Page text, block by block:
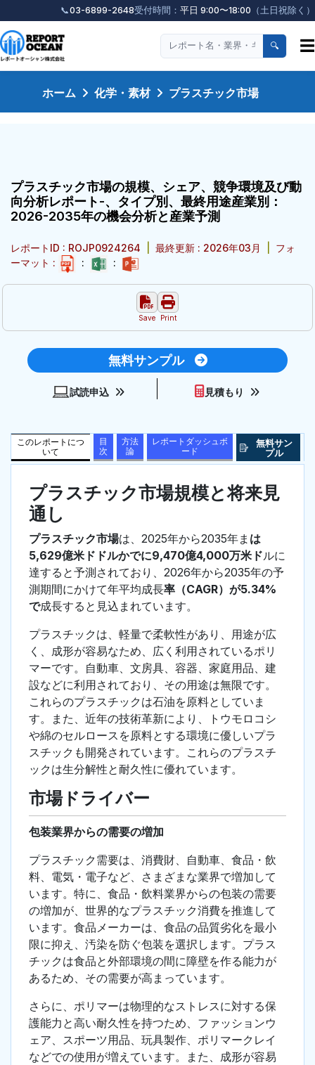
📞03-6899-2648受付時間： 平日 9:00〜18:00 （土日祝除く）
🔍 ☰
ホーム 化学・素材 プラスチック市場
プラスチック市場の規模、シェア、競争環境及び動
向分析レポート-、タイプ別、最終用途産業別：
2026-2035年の機会分析と産業予測
レポートID : ROJP0924264 最終更新 : 2026年03月
フォ
ーマット :
: :
Save Print
無料サンプル
試読申込 見積もり
このレポートにつ
いて
目
次
方法
論
レポートダッシュボ
ード
無料サン
プル
プラスチック市場規模と将来見
通し
プラスチック市場は、2025年から2035年ま は
5,629億米ドドルかでに9,470億4,000万米ドルに
達すると予測されており、2026年から2035年の予
測期間にかけて年平均成長率（CAGR）が5.34%
で成長すると見込まれています。
プラスチックは、軽量で柔軟性があり、用途が広
く、成形が容易なため、広く利用されているポリ
マーです。自動車、文房具、容器、家庭用品、建
設などに利用されており、その用途は無限です。
これらのプラスチックは石油を原料としていま
す。また、近年の技術革新により、トウモロコシ
や綿のセルロースを原料とする環境に優しいプラ
スチックも開発されています。これらのプラスチ
ックは生分解性と耐久性に優れています。
市場ドライバー
包装業界からの需要の増加
プラスチック需要は、消費財、自動車、食品・飲
料、電気・電子など、さまざまな業界で増加して
います。特に、食品・飲料業界からの包装の需要
の増加が、世界的なプラスチック消費を推進して
います。食品メーカーは、食品の品質劣化を最小
限に抑え、汚染を防ぐ包装を選択します。プラス
チックは食品と外部環境の間に障壁を作る能力が
あるため、その需要が高まっています。
さらに、ポリマーは物理的なストレスに対する保
護能力と高い耐久性を持つため、ファッションウ
ェア、スポーツ用品、玩具製作、ポリマークレイ
などでの使用が増えています。また、成形が容易